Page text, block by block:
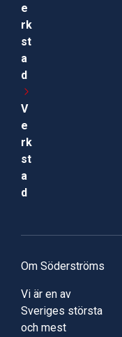
e
rk
st
a
d
V
e
rk
st
a
d
Om Söderströms
Vi är en av
Sveriges största
och mest